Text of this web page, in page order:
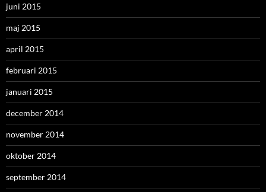
juni 2015
maj 2015
april 2015
februari 2015
januari 2015
december 2014
november 2014
oktober 2014
september 2014